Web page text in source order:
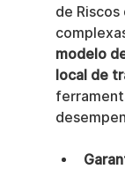
de
modelo
local de